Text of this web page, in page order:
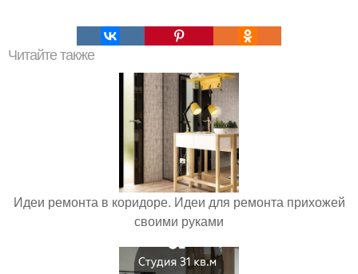
Читайте также
Идеи ремонта в коридоре. Идеи для ремонта прихожей
своими руками